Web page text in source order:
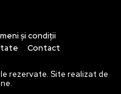
și condiții
Contact
rezervate. Site realizat de